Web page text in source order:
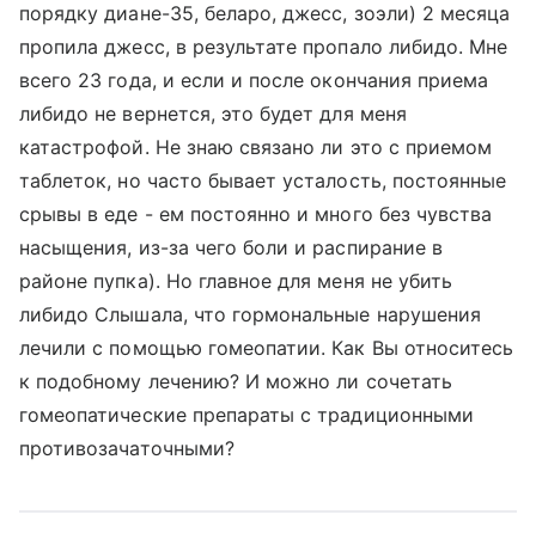
порядку диане-35, беларо, джесс, зоэли) 2 месяца
пропила джесс, в результате пропало либидо. Мне
всего 23 года, и если и после окончания приема
либидо не вернется, это будет для меня
катастрофой. Не знаю связано ли это с приемом
таблеток, но часто бывает усталость, постоянные
срывы в еде - ем постоянно и много без чувства
насыщения, из-за чего боли и распирание в
районе пупка). Но главное для меня не убить
либидо Слышала, что гормональные нарушения
лечили с помощью гомеопатии. Как Вы относитесь
к подобному лечению? И можно ли сочетать
гомеопатические препараты с традиционными
противозачаточными?